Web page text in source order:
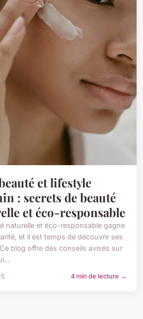
et lifestyle
: secrets de beauté
et éco-responsable
naturelle et éco-responsable gagne
et il est temps de découvrir ses
blog offre des conseils avisés sur
4 min de lecture →